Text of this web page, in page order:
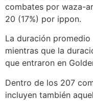
combates por waza-
20 (17%) por ippon.
La duración
mientras que la
que entraron en
Dentro de los 207
incluyen también